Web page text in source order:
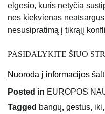
elgesio, kuris netyčia
nes kiekvienas
nesusipratimą į tikrąjį
PASIDALYKITE ŠIUO
Nuoroda į informacijos
Posted in EUROPOS
Tagged bangų, gestus, iki,